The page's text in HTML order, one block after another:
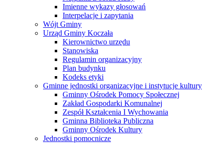
Imienne wykazy głosowań
Interpelacje i zapytania
Wójt Gminy
Urząd Gminy Koczała
Kierownictwo urzędu
Stanowiska
Regulamin organizacyjny
Plan budynku
Kodeks etyki
Gminne jednostki organizacyjne i instytucje kultury
Gminny Ośrodek Pomocy Społecznej
Zakład Gospodarki Komunalnej
Zespół Kształcenia I Wychowania
Gminna Biblioteka Publiczna
Gminny Ośrodek Kultury
Jednostki pomocnicze